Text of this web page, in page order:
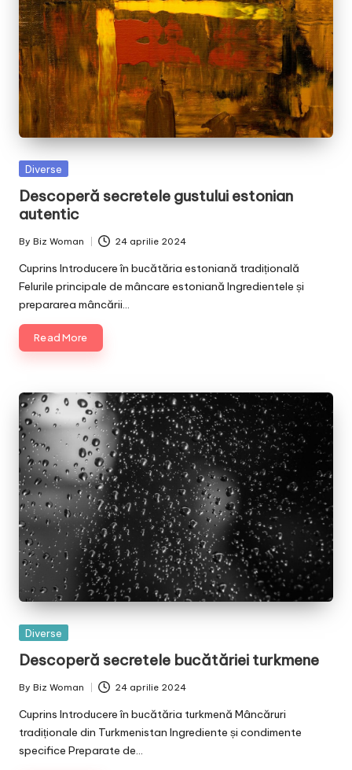
Posted
Diverse
Descoperă secretele gustului estonian
autentic
Posted
by
By Biz Woman 24 aprilie 2024
Cuprins Introducere în bucătăria estoniană tradițională
Felurile principale de mâncare estoniană Ingredientele și
prepararea mâncării…
Read More
Posted
Diverse
Descoperă secretele bucătăriei turkmene
Posted
by
By Biz Woman 24 aprilie 2024
Cuprins Introducere în bucătăria turkmenă Mâncăruri
tradiționale din Turkmenistan Ingrediente și condimente
specifice Preparate de…